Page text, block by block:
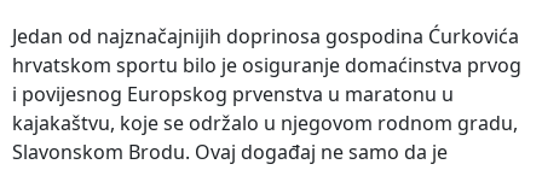
Jedan od najznačajnijih doprinosa gospodina Ćurkovića
hrvatskom sportu bilo je osiguranje domaćinstva prvog
i povijesnog Europskog prvenstva u maratonu u
kajakaštvu, koje se održalo u njegovom rodnom gradu,
Slavonskom Brodu. Ovaj događaj ne samo da je